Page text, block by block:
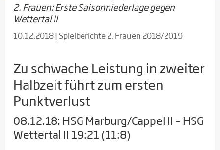
2. Frauen: Erste Saisonniederlage gegen
Wettertal II
10.12.2018| Spielberichte 2. Frauen 2018/2019
Zu schwache Leistung in zweiter
Halbzeit führt zum ersten
Punktverlust
08.12.18: HSG Marburg/Cappel II – HSG
Wettertal II 19:21 (11:8)